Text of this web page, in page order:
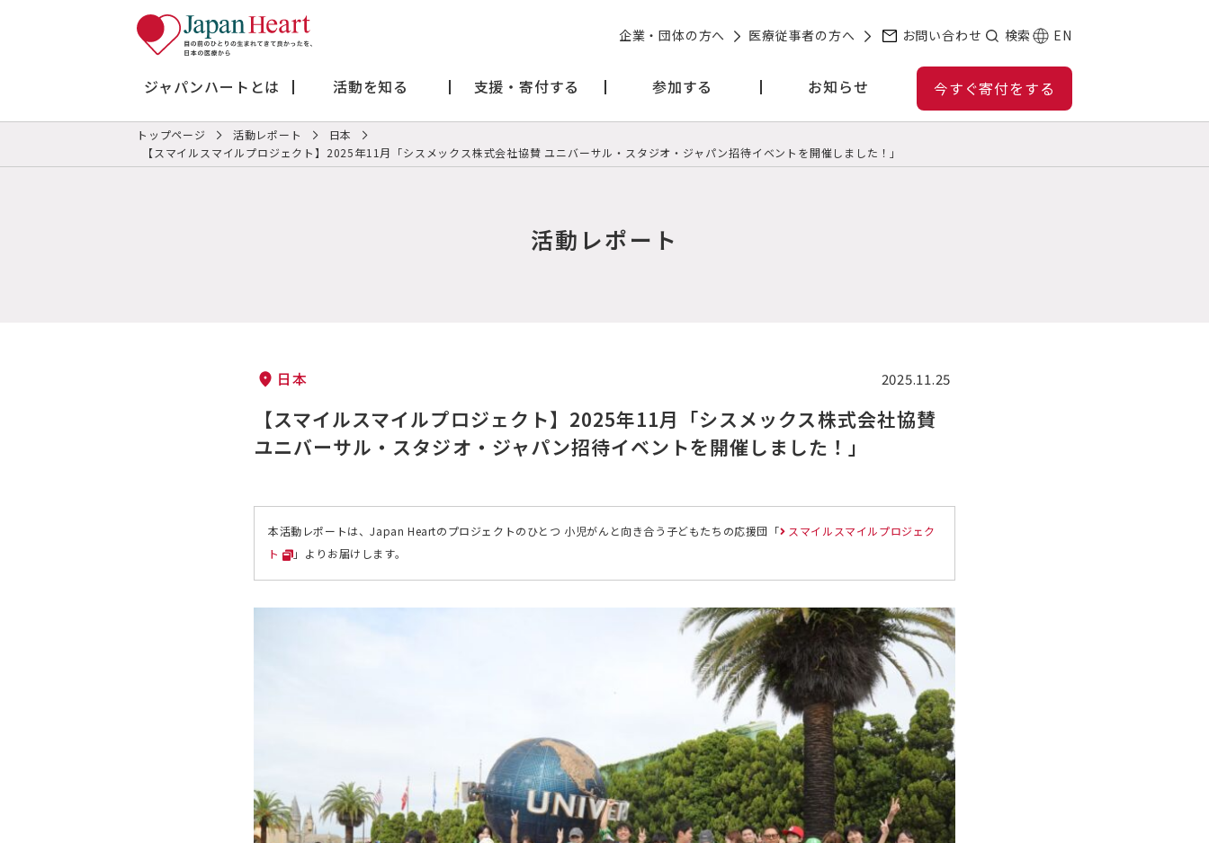
企業・団体の方へ 医療従事者の方へ お問い合わせ 検索 EN
ジャパンハートとは 活動を知る 支援・寄付する 参加する お知らせ 今すぐ寄付をする
トップページ 活動レポート
日本
【スマイルスマイルプロジェクト】2025年11月「シスメックス株式会社協賛 ユニバーサル・スタジオ・ジャパン招待イベントを開催しました！」
活動レポート
日本 2025.11.25
【スマイルスマイルプロジェクト】2025年11月「シスメックス株式会社協賛
ユニバーサル・スタジオ・ジャパン招待イベントを開催しました！」
本活動レポートは、Japan Heartのプロジェクトのひとつ 小児がんと向き合う子どもたちの応援団「
スマイルスマイルプロジェク
ト
」よりお届けします。